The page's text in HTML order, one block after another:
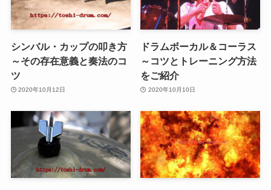
シンバル・カップの叩き方
～その存在意義と奏法のコ
ツ
2020年10月12日
ドラムボーカル＆コーラス
～コツとトレーニング方法
をご紹介
2020年10月10日